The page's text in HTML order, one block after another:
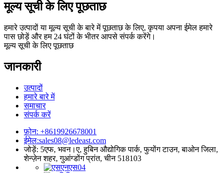
मूल्य सूची के लिए पूछताछ
हमारे उत्पादों या मूल्य सूची के बारे में पूछताछ के लिए, कृपया अपना ईमेल हमारे
पास छोड़ें और हम 24 घंटों के भीतर आपसे संपर्क करेंगे।
मूल्य सूची के लिए पूछताछ
जानकारी
उत्पादों
हमारे बारे में
समाचार
संपर्क करें
फ़ोन: +8619926678001
ईमेल:sales08@ledeast.com
जोड़ें: 5एफ, भवन।ए, हुबिन औद्योगिक पार्क, फुयोंग टाउन, बाओन जिला,
शेन्ज़ेन शहर, गुआंग्डोंग प्रांत, चीन 518103